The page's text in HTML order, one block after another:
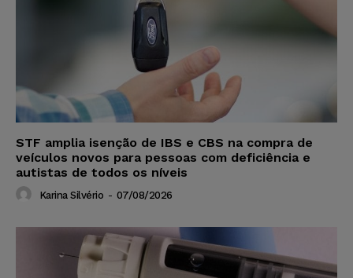
STF amplia isenção de IBS e CBS na compra de
veículos novos para pessoas com deficiência e
autistas de todos os níveis
Karina Silvério - 07/08/2026